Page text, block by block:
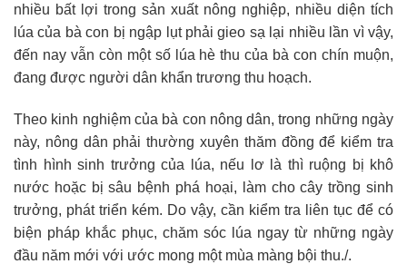
nhiều bất lợi trong sản xuất nông nghiệp, nhiều diện tích
lúa của bà con bị ngập lụt phải gieo sạ lại nhiều lần vì vậy,
đến nay vẫn còn một số lúa hè thu của bà con chín muộn,
đang được người dân khẩn trương thu hoạch.
Theo kinh nghiệm của bà con nông dân, trong những ngày
này, nông dân phải thường xuyên thăm đồng để kiểm tra
tình hình sinh trưởng của lúa, nếu lơ là thì ruộng bị khô
nước hoặc bị sâu bệnh phá hoại, làm cho cây trồng sinh
trưởng, phát triển kém. Do vậy, cần kiểm tra liên tục để có
biện pháp khắc phục, chăm sóc lúa ngay từ những ngày
đầu năm mới với ước mong một mùa màng bội thu./.